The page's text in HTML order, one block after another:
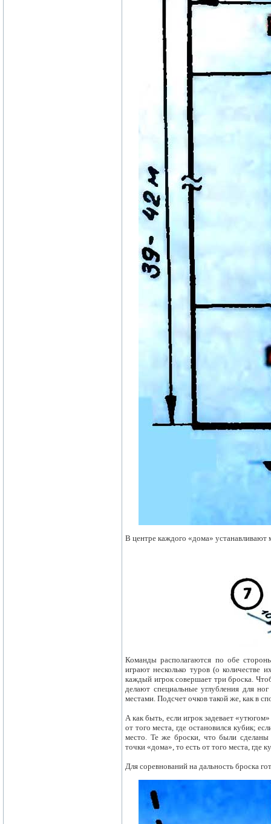
В центре каждого «дома»
Команды располагаются по обе
играют несколько туров (о количестве
каждый игрок совершает три броска.
делают специальные углубления для
местами. Подсчет очков такой же, как в
А как быть, если игрок задевает
от того места, где остановился кубик;
место. Те же броски, что были сделаны
точки «дома», то есть от того места, где
Для соревнований на дальность броска